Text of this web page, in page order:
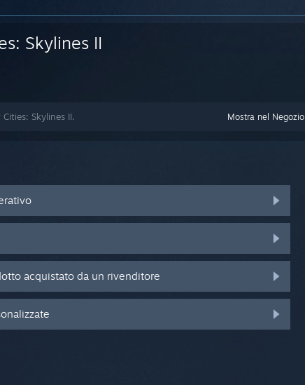
Skylines II
Mostra nel Negozio
Skylines II.
acquistato da un rivenditore